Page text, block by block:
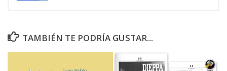
TAMBIÉN TE PODRÍA GUSTAR...